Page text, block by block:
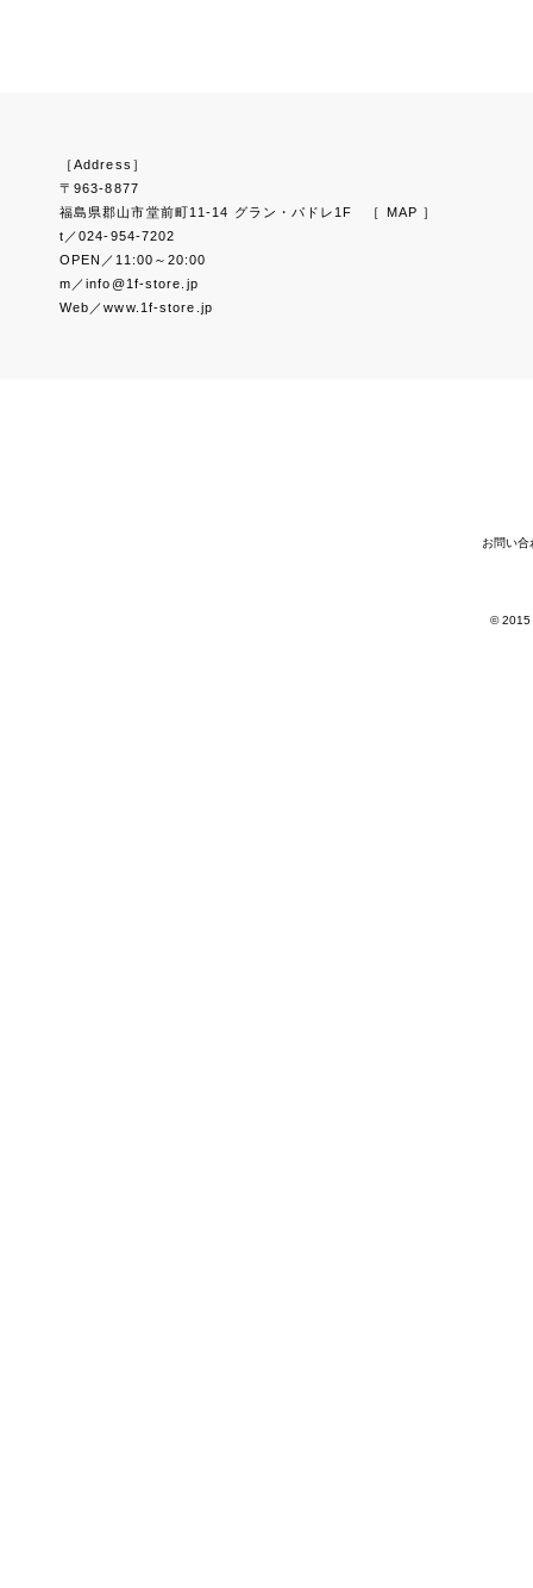
［Address］
〒963-8877
福島県郡山市堂前町11-14 グラン・パドレ1F
［ MAP ］
t／024-954-7202
OPEN／11:00～20:00
m／info@1f-store.jp
Web／www.1f-store.jp
お問い合
© 2015